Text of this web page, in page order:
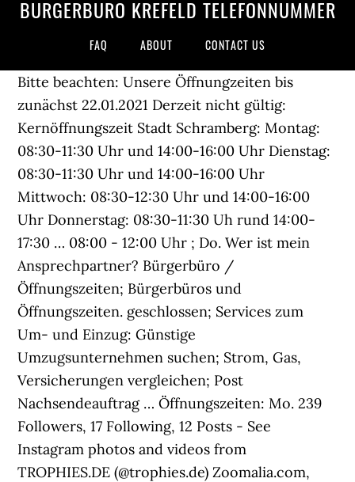
BÜRGERBÜRO KREFELD TELEFONNUMMER
FAQ ABOUT CONTACT US
Bitte beachten: Unsere Öffnungzeiten bis
zunächst 22.01.2021 Derzeit nicht gültig:
Kernöffnungszeit Stadt Schramberg: Montag:
08:30-11:30 Uhr und 14:00-16:00 Uhr Dienstag:
08:30-11:30 Uhr und 14:00-16:00 Uhr
Mittwoch: 08:30-12:30 Uhr und 14:00-16:00
Uhr Donnerstag: 08:30-11:30 Uh rund 14:00-
17:30 … 08:00 - 12:00 Uhr ; Do. Wer ist mein
Ansprechpartner? Bürgerbüro /
Öffnungszeiten; Bür­ger­bü­ros und
Öffnungszeiten. geschlossen; Services zum
Um- und Einzug: Günstige
Umzugsunternehmen suchen; Strom, Gas,
Versicherungen vergleichen; Post
Nachsendeauftrag … Öffnungszeiten: Mo. 239
Followers, 17 Following, 12 Posts - See
Instagram photos and videos from
TROPHIES.DE (@trophies.de) Zoomalia.com,